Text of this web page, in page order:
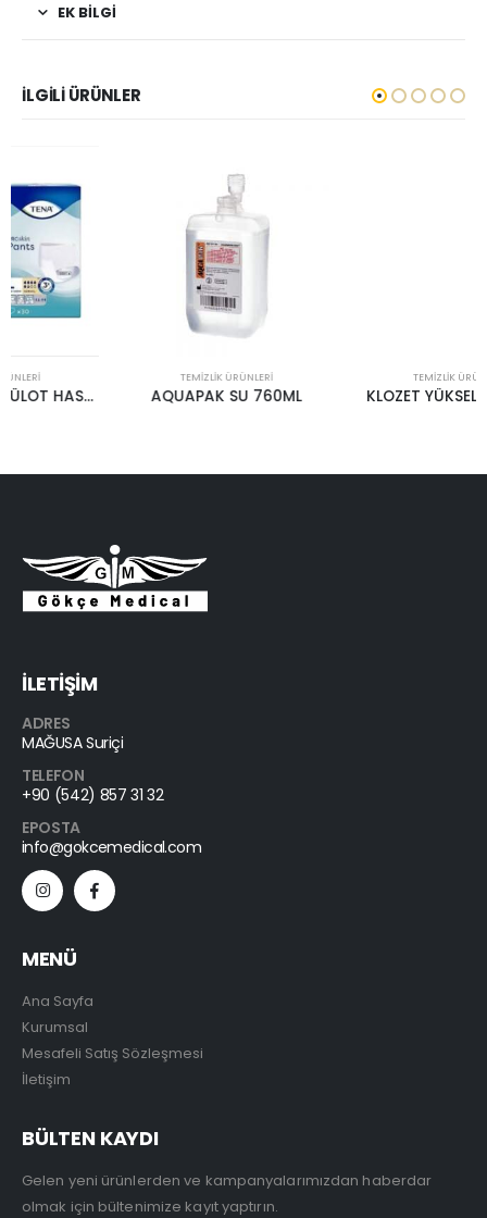
EK BILGI
İLGILI ÜRÜNLER
AQUAPAK SU 760ML KLOZET YÜKSELTİCİ CASE
İLETİŞİM
ADRES
MAĞUSA Suriçi
TELEFON
+90 (542) 857 31 32
EPOSTA
info@gokcemedical.com
MENÜ
Ana Sayfa
Kurumsal
Mesafeli Satış Sözleşmesi
İletişim
BÜLTEN KAYDI
Gelen yeni ürünlerden ve kampanyalarımızdan haberdar
olmak için bültenimize kayıt yaptırın.